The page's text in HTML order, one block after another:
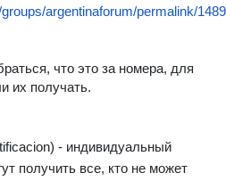
argentinaforum/permalink/
что это за номера, для
их получать.
- индивидуальный
получить все, кто не может